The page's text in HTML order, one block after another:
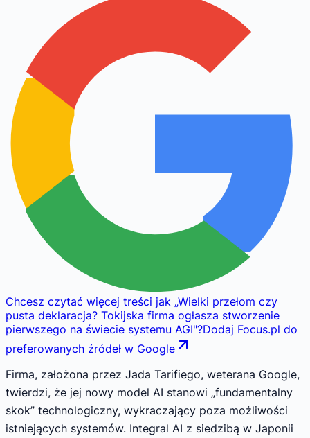
Chcesz czytać więcej treści jak „Wielki przełom czy
pusta deklaracja? Tokijska firma ogłasza stworzenie
pierwszego na świecie systemu AGI"?Dodaj Focus.pl do
preferowanych źródeł w Google
Firma, założona przez Jada Tarifiego, weterana Google,
twierdzi, że jej nowy model AI stanowi „fundamentalny
skok” technologiczny, wykraczający poza możliwości
istniejących systemów. Integral AI z siedzibą w Japonii